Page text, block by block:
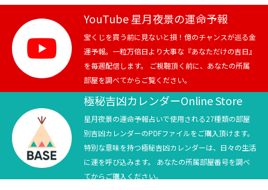
テニス
スポーツ
競馬
テニス四大大会・五輪
テニス四大大会・五輪
YouTube 星月夜景の運命予報
宝くじを買う前に見ないと損！億のチャンスが巡る金
運予報。一粒万倍日より大事な『あなただけの吉日』
を毎週配信します。 ご視聴頂く前に、あなたの所属
部屋を調べてからご覧ください。
極秘吉凶カレンダーOnline Store
星月夜景の運命予報占いで使用される27種類の部屋
別吉凶カレンダーのPDFファイルをご購入頂けます。
特別な意味を持つ極秘吉凶カレンダーは、日々の生活
に運を呼び込みます。 あなたの所属部屋番号を調べ
てからご購入ください。